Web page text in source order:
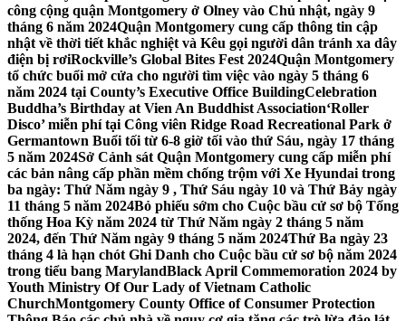
công cộng quận Montgomery ở Olney vào Chủ nhật, ngày 9
tháng 6 năm 2024Quận Montgomery cung cấp thông tin cập
nhật về thời tiết khắc nghiệt và Kêu gọi người dân tránh xa dây
điện bị rơiRockville’s Global Bites Fest 2024Quận Montgomery
tổ chức buổi mở cửa cho người tìm việc vào ngày 5 tháng 6
năm 2024 tại County’s Executive Office BuildingCelebration
Buddha’s Birthday at Vien An Buddhist Association‘Roller
Disco’ miễn phí tại Công viên Ridge Road Recreational Park ở
Germantown Buổi tối từ 6-8 giờ tối vào thứ Sáu, ngày 17 tháng
5 năm 2024Sở Cảnh sát Quận Montgomery cung cấp miễn phí
các bản nâng cấp phần mềm chống trộm với Xe Hyundai trong
ba ngày: Thứ Năm ngày 9 , Thứ Sáu ngày 10 và Thứ Bảy ngày
11 tháng 5 năm 2024Bỏ phiếu sớm cho Cuộc bầu cử sơ bộ Tổng
thống Hoa Kỳ năm 2024 từ Thứ Năm ngày 2 tháng 5 năm
2024, đến Thứ Năm ngày 9 tháng 5 năm 2024Thứ Ba ngày 23
tháng 4 là hạn chót Ghi Danh cho Cuộc bầu cử sơ bộ năm 2024
trong tiểu bang MarylandBlack April Commemoration 2024 by
Youth Ministry Of Our Lady of Vietnam Catholic
ChurchMontgomery County Office of Consumer Protection